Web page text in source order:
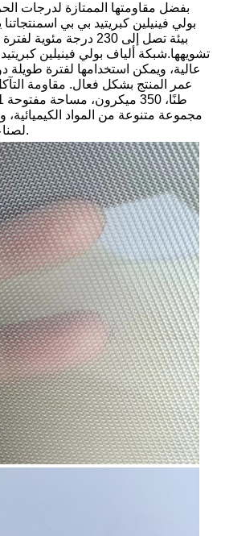
بفضل مقاومتها الممتازة لدرجات
بولي فينيلين كبريتيد بي بي اس
بيئة تصل إلى 230 درجة
تشويهها.شبكة ألياف بولي فينيلين
عالية، ويمكن استخدامها لفترة
مجموعة متنوعة من المواد
لصناعة ألواح العزل المتطلبة.